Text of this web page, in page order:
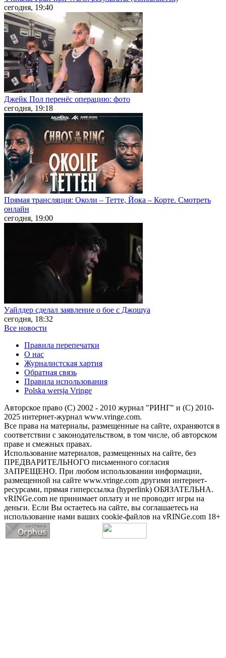
сегодня, 19:40
Джейк Пол перенёс операцию: фото
сегодня, 19:18
Прямая трансляция: Околи – Тетте, Йока – Корте. Смотреть
онлайн
сегодня, 19:00
Уайлдер сделал заявление о бое с Джошуа
сегодня, 18:32
Все новости
Правила перепечатки
О нас
Журналистская хартия
Обратная связь
Правила использования
Polska wersja Vringe
Авторское право (С) 2002 - 2010 журнал "РИНГ" и (С) 2010-
2025 интернет-журнал www.vringe.com.
Все права на материалы, размещенные на сайте, охраняются в
соответствии с законодательством, в том числе, об авторском
праве и смежных правах.
Использование материалов, размещенных на сайте, без
ПРЕДВАРИТЕЛЬНОГО письменного согласия
ЗАПРЕЩЕНО. При любом использовании информации,
размещенной на сайте www.vringe.com другими интернет-
ресурсами, прямая гиперссылка (hyperlink) ОБЯЗАТЕЛЬНА.
vRINGe.com не принимает оплату и не проводит игры на
деньги. Если Вы остаетесь на сайте, вы соглашаетесь на
использование нами ваших cookie-файлов на vRINGe.com 18+